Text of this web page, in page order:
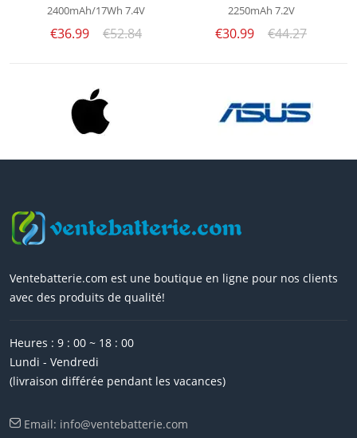
2400mAh/17Wh 7.4V
€36.99 €52.84
2250mAh 7.2V
€30.99 €44.27
Ventebatterie.com est une boutique en ligne pour nos clients
avec des produits de qualité!
Heures : 9 : 00 ~ 18 : 00
Lundi - Vendredi
(livraison différée pendant les vacances)
Email: info@ventebatterie.com